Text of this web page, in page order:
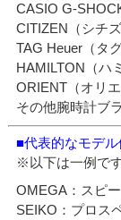
CASIO G-
CITIZEN（シチズ
TAG Heuer（タ
HAMILTON（ハ
ORIENT（オリエ
その他腕時計ブ
■代表的なモデル
※以下は一例で
OMEGA：スピ
SEIKO：プロス